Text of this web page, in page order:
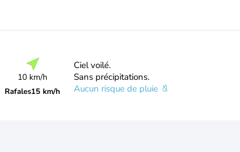
10 km/h
Rafales15 km/h
Ciel voilé.
Sans précipitations.
Aucun risque de pluie